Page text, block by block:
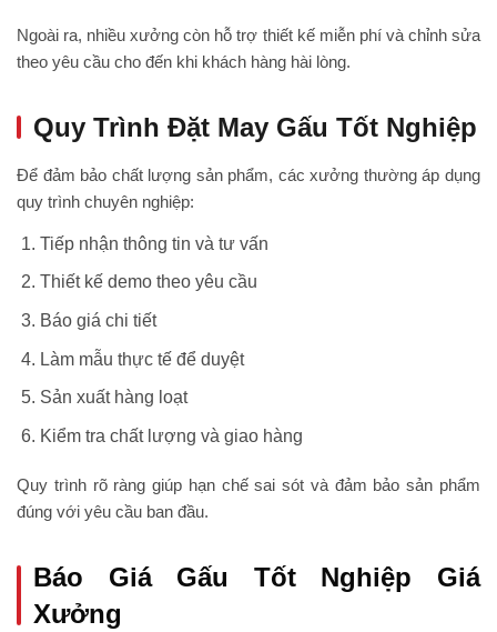
Ngoài ra, nhiều xưởng còn hỗ trợ thiết kế miễn phí và chỉnh sửa
theo yêu cầu cho đến khi khách hàng hài lòng.
Quy Trình Đặt May Gấu Tốt Nghiệp
Để đảm bảo chất lượng sản phẩm, các xưởng thường áp dụng
quy trình chuyên nghiệp:
Tiếp nhận thông tin và tư vấn
Thiết kế demo theo yêu cầu
Báo giá chi tiết
Làm mẫu thực tế để duyệt
Sản xuất hàng loạt
Kiểm tra chất lượng và giao hàng
Quy trình rõ ràng giúp hạn chế sai sót và đảm bảo sản phẩm
đúng với yêu cầu ban đầu.
Báo Giá Gấu Tốt Nghiệp Giá
Xưởng